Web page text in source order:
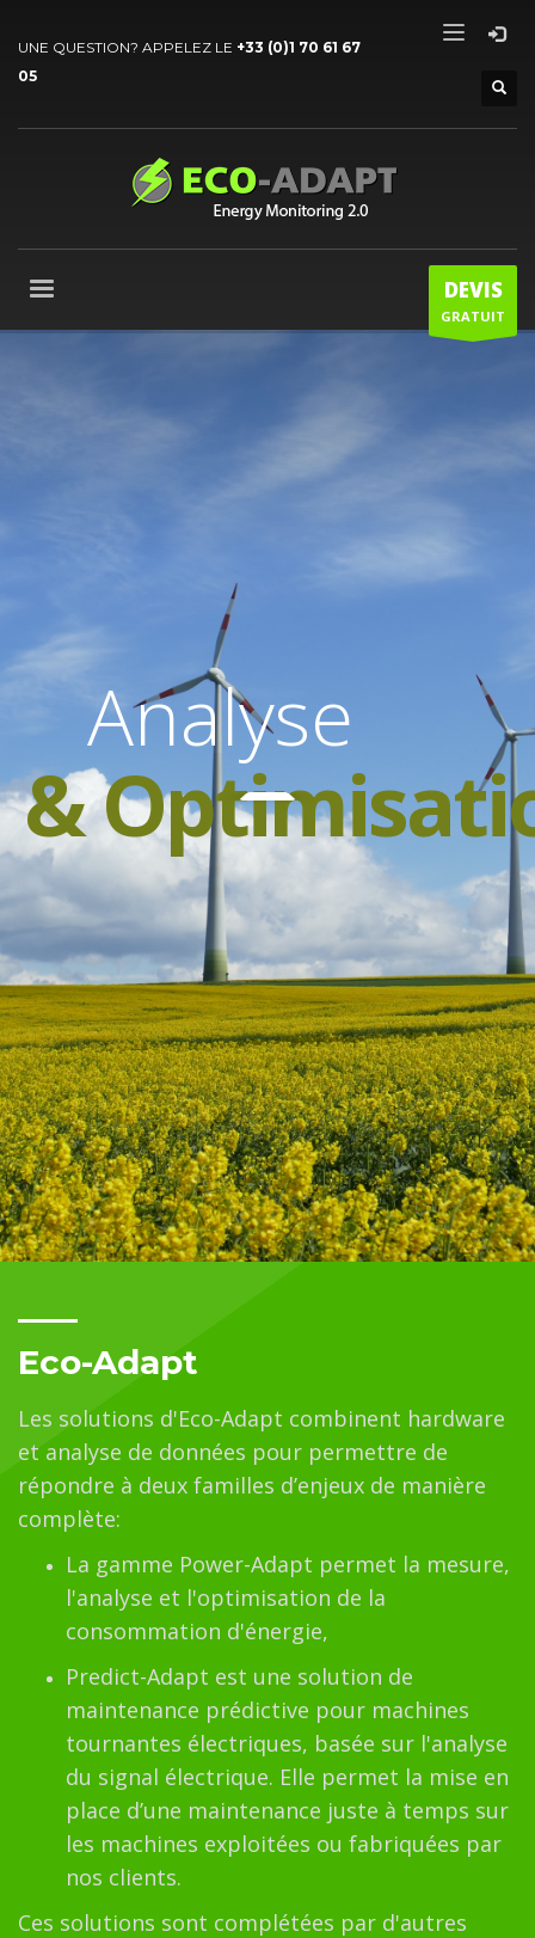
UNE QUESTION? APPELEZ LE +33 (0)1 70 61 67
05
DEVIS
GRATUIT
Eco-Adapt
Les solutions d'Eco-Adapt combinent hardware
et analyse de données pour permettre de
répondre à deux familles d’enjeux de manière
complète:
La gamme Power-Adapt permet la mesure,
l'analyse et l'optimisation de la
consommation d'énergie,
Predict-Adapt est une solution de
maintenance prédictive pour machines
tournantes électriques, basée sur l'analyse
du signal électrique. Elle permet la mise en
place d’une maintenance juste à temps sur
les machines exploitées ou fabriquées par
nos clients.
Ces solutions sont complétées par d'autres